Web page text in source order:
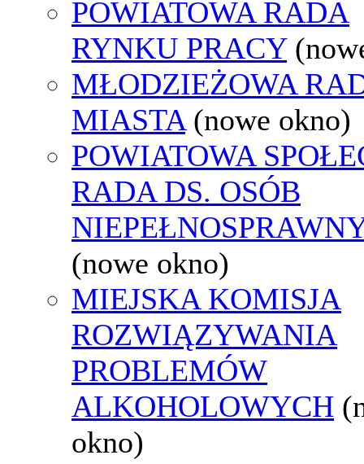
POWIATOWA RADA
RYNKU PRACY
MŁODZIEŻOWA
MIASTA (nowe okno)
POWIATOWA
RADA DS. OSÓB
(nowe okno)
MIEJSKA KOMISJA
ROZWIĄZYWANIA
PROBLEMÓW
ALKOHOLOWYCH
okno)